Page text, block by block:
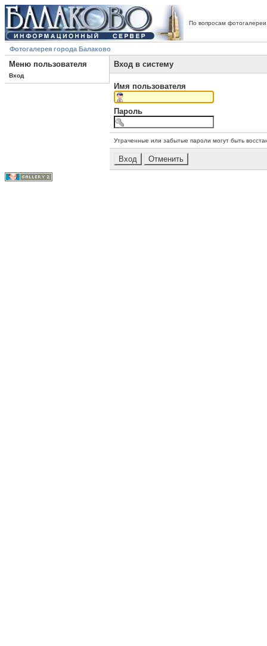
По вопросам
Фотогалерея города Балаково
Меню пользователя
Вход
Вход в систему
Имя пользователя
Пароль
Утраченные или забытые пароли могут быть